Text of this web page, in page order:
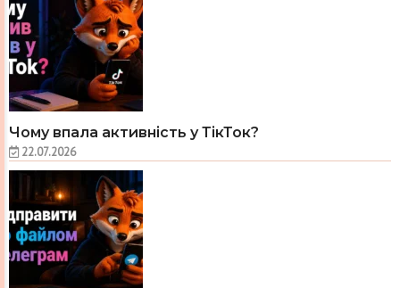
Чому впала активність у ТікТок?
22.07.2026